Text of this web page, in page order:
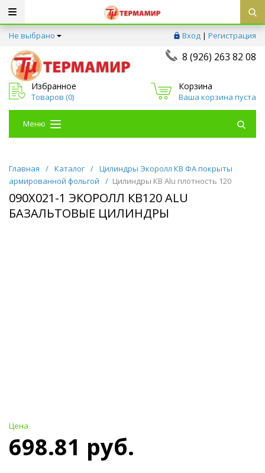
Не выбрано Вход | Регистрация
8 (926) 263 82 08
Избранное
Товаров (0)
Корзина
Ваша корзина пуста
Меню
Главная / Каталог / Цилиндры Экоролл КВ ФА покрыты
армированной фольгой
/ Цилиндры КВ Alu плотность 120
090Х021-1 ЭКОРОЛЛ КВ120 ALU
БАЗАЛЬТОВЫЕ ЦИЛИНДРЫ
Цена
698.81 руб.